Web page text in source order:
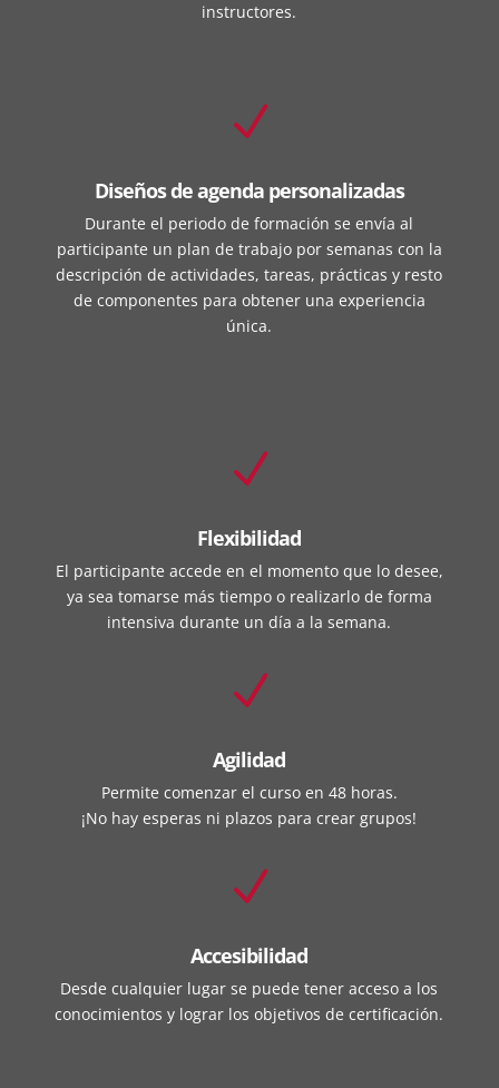
instructores.
N
Diseños de agenda personalizadas
Durante el periodo de formación se envía al
participante un plan de trabajo por semanas con la
descripción de actividades, tareas, prácticas y resto
de componentes para obtener una experiencia
única.
N
Flexibilidad
El participante accede en el momento que lo desee,
ya sea tomarse más tiempo o realizarlo de forma
intensiva durante un día a la semana.
N
Agilidad
Permite comenzar el curso en 48 horas.
¡No hay esperas ni plazos para crear grupos!
N
Accesibilidad
Desde cualquier lugar se puede tener acceso a los
conocimientos y lograr los objetivos de certificación.